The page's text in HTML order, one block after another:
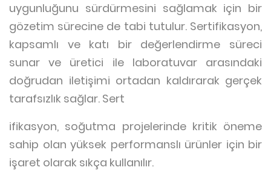
uygunluğunu sürdürmesini sağlamak için bir
gözetim sürecine de tabi tutulur. Sertifikasyon,
kapsamlı ve katı bir değerlendirme süreci
sunar ve üretici ile laboratuvar arasındaki
doğrudan iletişimi ortadan kaldırarak gerçek
tarafsızlık sağlar. Sert
ifikasyon, soğutma projelerinde kritik öneme
sahip olan yüksek performanslı ürünler için bir
işaret olarak sıkça kullanılır.